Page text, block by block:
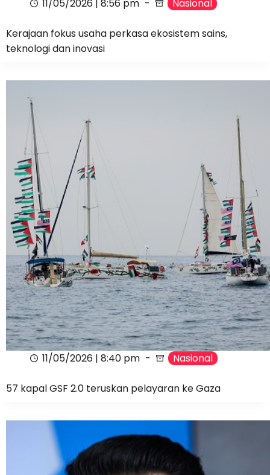
11/05/2026 | 8:56 pm Nasional
Kerajaan fokus usaha perkasa ekosistem sains,
teknologi dan inovasi
11/05/2026 | 8:40 pm Nasional
57 kapal GSF 2.0 teruskan pelayaran ke Gaza